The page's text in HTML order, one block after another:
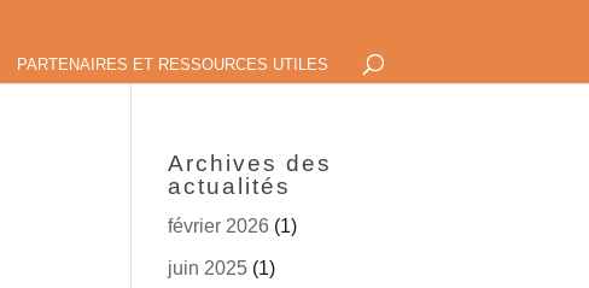
PARTENAIRES ET RESSOURCES UTILES
Archives des
actualités
février 2026 (1)
juin 2025(1)